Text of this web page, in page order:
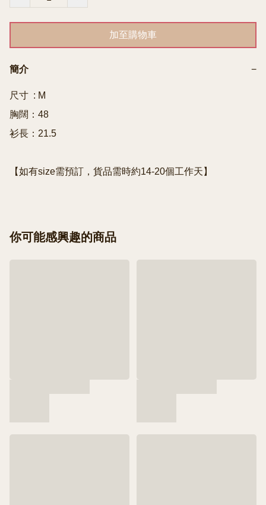
加至購物車
簡介 −
尺寸  : M
胸闊：48
衫長：21.5
【如有size需預訂，貨品需時約14-20個工作天】
你可能感興趣的商品